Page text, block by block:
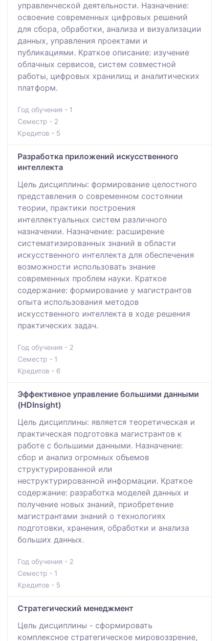
управленческой деятельности. Назначение:
освоение современных цифровых решений
для сбора, обработки, анализа и визуализации
данных, управления проектами и
публикациями. Краткое описание: изучение
облачных сервисов, систем совместной
работы, цифровых хранилищ и аналитических
платформ.
Год обучения - 1
Семестр - 2
Кредитов - 5
Разработка приложений искусственного
интеллекта
Цель дисциплины: формирование целостного
представления о современном состоянии
теории, практики построения
интеллектуальных систем различного
назначении. Назначение: расширение
систематизированных знаний в области
искусственного интеллекта для обеспечения
возможности использовать знание
современных проблем науки. Краткое
содержание: формирование у магистрантов
опыта использования методов
искусственного интеллекта в ходе решения
практических задач.
Год обучения - 2
Семестр - 1
Кредитов - 6
Эффективное управление большими данными
(HDInsight)
Цель дисциплины: является теоретическая и
практическая подготовка магистрантов к
работе с большими данными. Назначение:
сбор и анализ огромных объемов
структурированной или
неструктурированной информации. Краткое
содержание: разработка моделей данных и
получение новых знаний, приобретение
магистрантами знаний о технологиях
подготовки, хранения, обработки и анализа
больших данных.
Год обучения - 2
Семестр - 1
Кредитов - 5
Стратегический менеджмент
Цель дисциплины - сформировать
комплексное стратегическое мировоззрение,